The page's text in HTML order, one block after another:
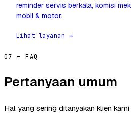
reminder servis berkala, komisi
mobil & motor.
Lihat layanan →
07 — FAQ
Pertanyaan umum
Hal yang sering ditanyakan klien